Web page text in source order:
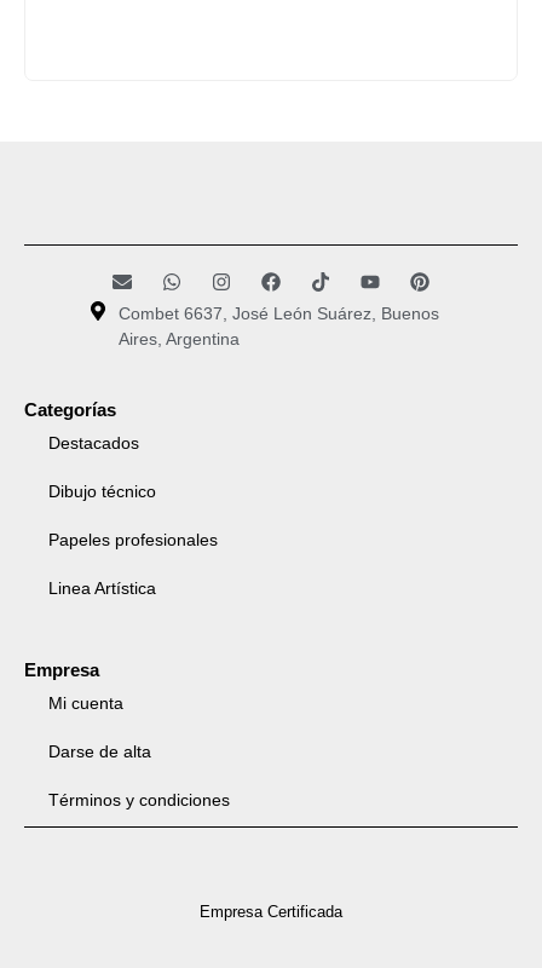
Combet 6637, José León Suárez, Buenos
Aires, Argentina
Categorías
Destacados
Dibujo técnico
Papeles profesionales
Linea Artística
Empresa
Mi cuenta
Darse de alta
Términos y condiciones
Empresa Certificada